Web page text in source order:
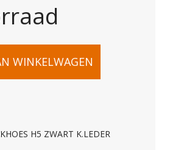
WINKELWAGEN
H5 ZWART K.LEDER